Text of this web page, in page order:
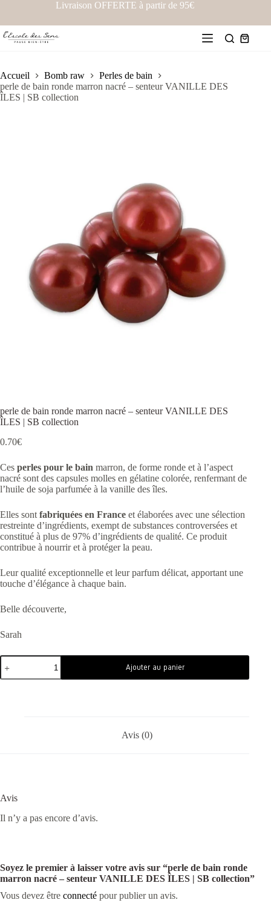
Livraison OFFERTE à partir de 95€
Accueil Bomb raw
Perles de bain
perle de bain ronde marron nacré – senteur VANILLE DES
ÎLES | SB collection
perle de bain ronde marron nacré – senteur VANILLE DES
ÎLES | SB collection
0.70€
Ces perles pour le bain marron, de forme ronde et à l’aspect
nacré sont des capsules molles en gélatine colorée, renfermant de
l’huile de soja parfumée à la vanille des îles.
Elles sont fabriquées en France et élaborées avec une sélection
restreinte d’ingrédients, exempt de substances controversées et
constitué à plus de 97% d’ingrédients de qualité. Ce produit
contribue à nourrir et à protéger la peau.
Leur qualité exceptionnelle et leur parfum délicat, apportant une
touche d’élégance à chaque bain.
Belle découverte,
Sarah
Ajouter au panier
Avis (0)
Avis
Il n’y a pas encore d’avis.
Soyez le premier à laisser votre avis sur “perle de bain ronde
marron nacré – senteur VANILLE DES ÎLES | SB collection”
Vous devez être connecté pour publier un avis.